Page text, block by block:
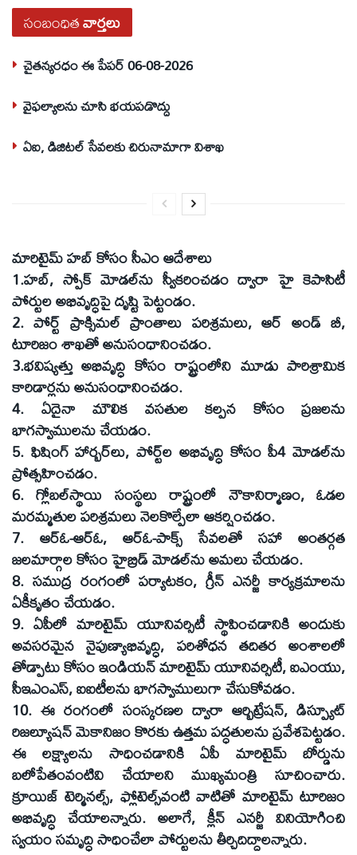
సంబంధితవార్తలు
చైతన్యరధం ఈ పేపర్ 06-08-2026
వైఫల్యాలను చూసి భయపడొద్దు
ఏఐ, డిజిటల్ సేవలకు చిరునామాగా విశాఖ
మారిటైమ్‌ హబ్‌ కోసం సీఎం ఆదేశాలు
1.హబ్‌, స్పోక్‌ మోడల్‌ను స్వీకరించడం ద్వారా హై కెపాసిటీ
పోర్టుల అభివృద్ధిపై దృష్టి పెట్టండం.
2. పోర్ట్‌ ప్రాక్సిమల్‌ ప్రాంతాలు పరిశ్రమలు, ఆర్‌ అండ్‌ బీ,
టూరిజం శాఖతో అనుసంధానించడం.
3.భవిష్యత్తు అభివృద్ధి కోసం రాష్ట్రంలోని మూడు పారిశ్రామిక
కారిడార్లను అనుసంధానించడం.
4. ఏదైనా మౌలిక వసతుల కల్పన కోసం ప్రజలను
భాగస్వాములను చేయడం.
5. ఫిషింగ్‌ హార్బర్‌లు, పోర్ట్‌ల అభివృద్ధి కోసం పీ4 మోడల్‌ను
ప్రోత్సహించడం.
6. గ్లోబల్‌స్థాయి సంస్థలు రాష్ట్రంలో నౌకానిర్మాణం, ఓడల
మరమ్మతుల పరిశ్రమలు నెలకొల్పేలా ఆకర్షించడం.
7. ఆర్‌ఓ-ఆర్‌ఓ, ఆర్‌ఓ-పాక్స్‌ సేవలతో సహా అంతర్గత
జలమార్గాల కోసం హైబ్రిడ్‌ మోడల్‌ను అమలు చేయడం.
8. సముద్ర రంగంలో పర్యాటకం, గ్రీన్‌ ఎనర్జీ కార్యక్రమాలను
ఏకీకృతం చేయడం.
9. ఏపీలో మారిటైమ్‌ యూనివర్సిటీ స్థాపించడానికి అందుకు
అవసరమైన నైపుణ్యాభివృద్ధి, పరిశోధన తదితర అంశాలలో
తోడ్పాటు కోసం ఇండియన్‌ మారిటైమ్‌ యూనివర్సిటీ, ఐఎంయు,
సీఇఎంఎస్‌, ఐఐటీలను భాగస్వాములుగా చేసుకోవడం.
10. ఈ రంగంలో సంస్కరణల ద్వారా ఆర్బిట్రేషన్‌, డిస్ప్యూట్‌
రిజల్యూషన్‌ మెకానిజం కొరకు ఉత్తమ పద్ధతులను ప్రవేశపెట్టడం.
ఈ లక్ష్యాలను సాధించడానికి ఏపీ మారిటైమ్‌ బోర్డును
బలోపేతంవంటివి చేయాలని ముఖ్యమంత్రి సూచించారు.
క్రూయిజ్‌ టెర్మినల్స్‌, ఫ్లోటెల్స్‌వంటి వాటితో మారిటైమ్‌ టూరిజం
అభివృద్ధి చేయాలన్నారు. అలాగే, క్లీన్‌ ఎనర్జీ వినియోగించి
స్వయం సమృద్ధి సాధించేలా పోర్టులను తీర్చిదిద్దాలన్నారు.